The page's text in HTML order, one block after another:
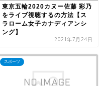
東京五輪2020カヌー佐藤 彩乃
をライブ視聴するの方法【ス
ラローム女子カナディアンシ
ング】
2021年7月24日
スポーツ